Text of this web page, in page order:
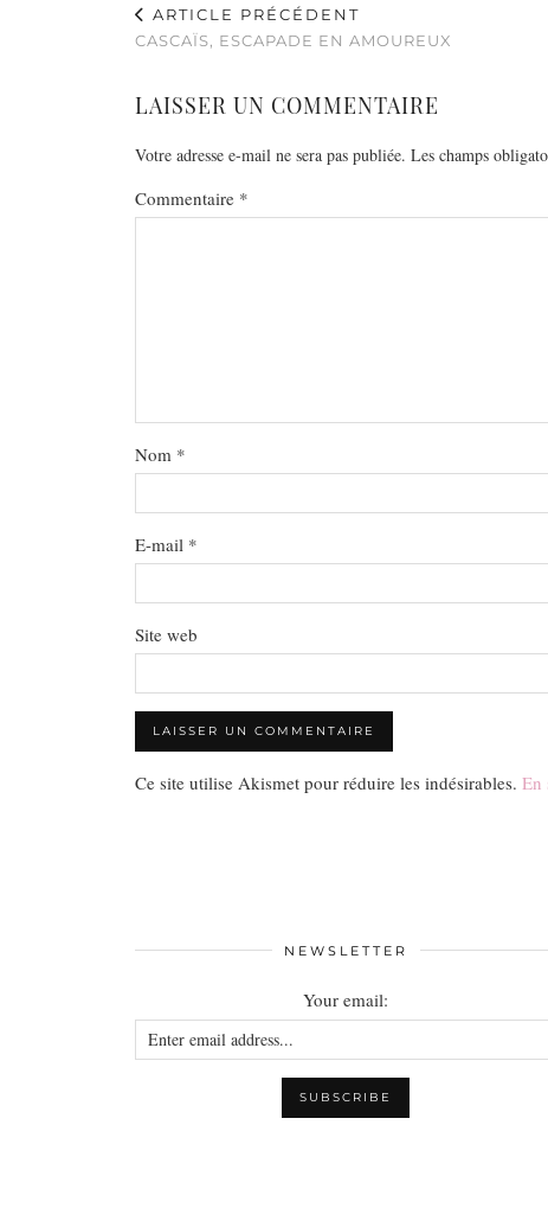
ARTICLE PRÉCÉDENT
CASCAÏS, ESCAPADE EN AMOUREUX
LAISSER UN COMMENTAIRE
Votre adresse e-mail ne sera pas publiée. Les champs
Commentaire *
Nom *
E-mail *
Site web
Ce site utilise Akismet pour réduire les indésirables. En
NEWSLETTER
Your email: